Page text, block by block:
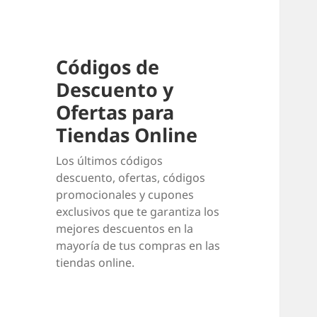
Códigos de
Descuento y
Ofertas para
Tiendas Online
Los últimos códigos
descuento, ofertas, códigos
promocionales y cupones
exclusivos que te garantiza los
mejores descuentos en la
mayoría de tus compras en las
tiendas online.